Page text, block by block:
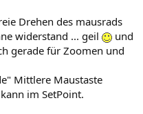
Drehen des mausrads
widerstand ... geil
und
gerade für Zoomen und
Mittlere Maustaste
im SetPoint.